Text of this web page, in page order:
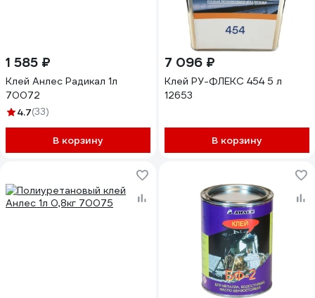
1 585 ₽
Клей Анлес Радикал 1л
70072
4.7(33)
В корзину
7 096 ₽
Клей РУ-ФЛЕКС 454 5 л
12653
В корзину